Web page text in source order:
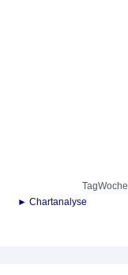
TagWoche
► Chartanalyse